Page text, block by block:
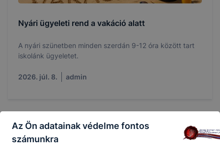
Nyári ügyeleti rend a vakáció alatt
A nyári szünetben minden szerdán 9-12 óra között tart
iskolánk ügyeletet.
2026. júl. 8. admin
Az Ön adatainak védelme fontos
számunkra